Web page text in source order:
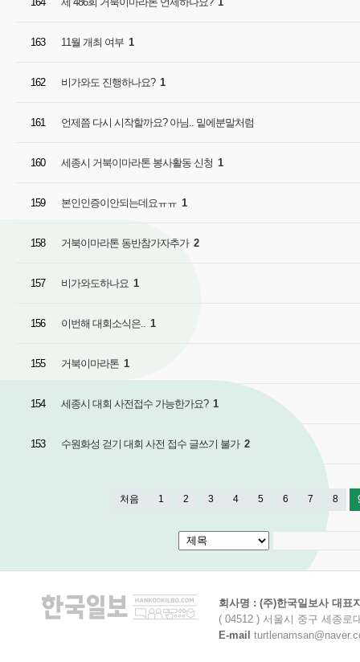
163 11월 개최 여부 1
162 비가와도 진행하나요? 1
161 언제쯤 다시 시작할까요? 아님.. 밑에분말처럼
160 세종시 거북이마라톤 봉사활동 신청 1
159 본인인증이안되는데요ㅠㅠ 1
158 거북이마라톤 동반참가자추가 2
157 비가와도하나요 1
156 이번해 대회소식은.. 1
155 거북이마라톤 1
154 세종시 대회 사전접수 가능한가요? 1
153 수원화성 걷기 대회 사전 접수 글쓰기 불가 2
처음 1 2 3 4 5 6 7 8
회사명 : (주)한국일보사 대표
( 04512 ) 서울시 중구 세종로
E-mail